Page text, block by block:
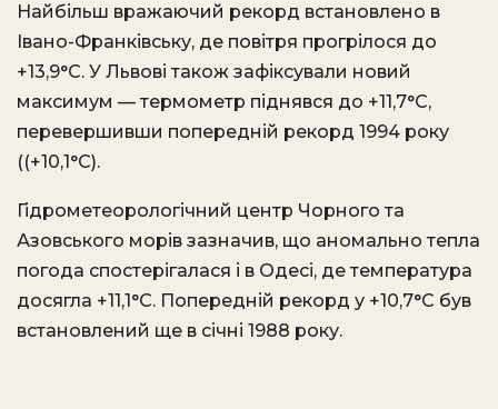
Найбільш вражаючий рекорд встановлено в
Івано-Франківську, де повітря прогрілося до
+13,9°C. У Львові також зафіксували новий
максимум — термометр піднявся до +11,7°C,
перевершивши попередній рекорд 1994 року
((+10,1°C).
Гідрометеорологічний центр Чорного та
Азовського морів зазначив, що аномально тепла
погода спостерігалася і в Одесі, де температура
досягла +11,1°C. Попередній рекорд у +10,7°C був
встановлений ще в січні 1988 року.